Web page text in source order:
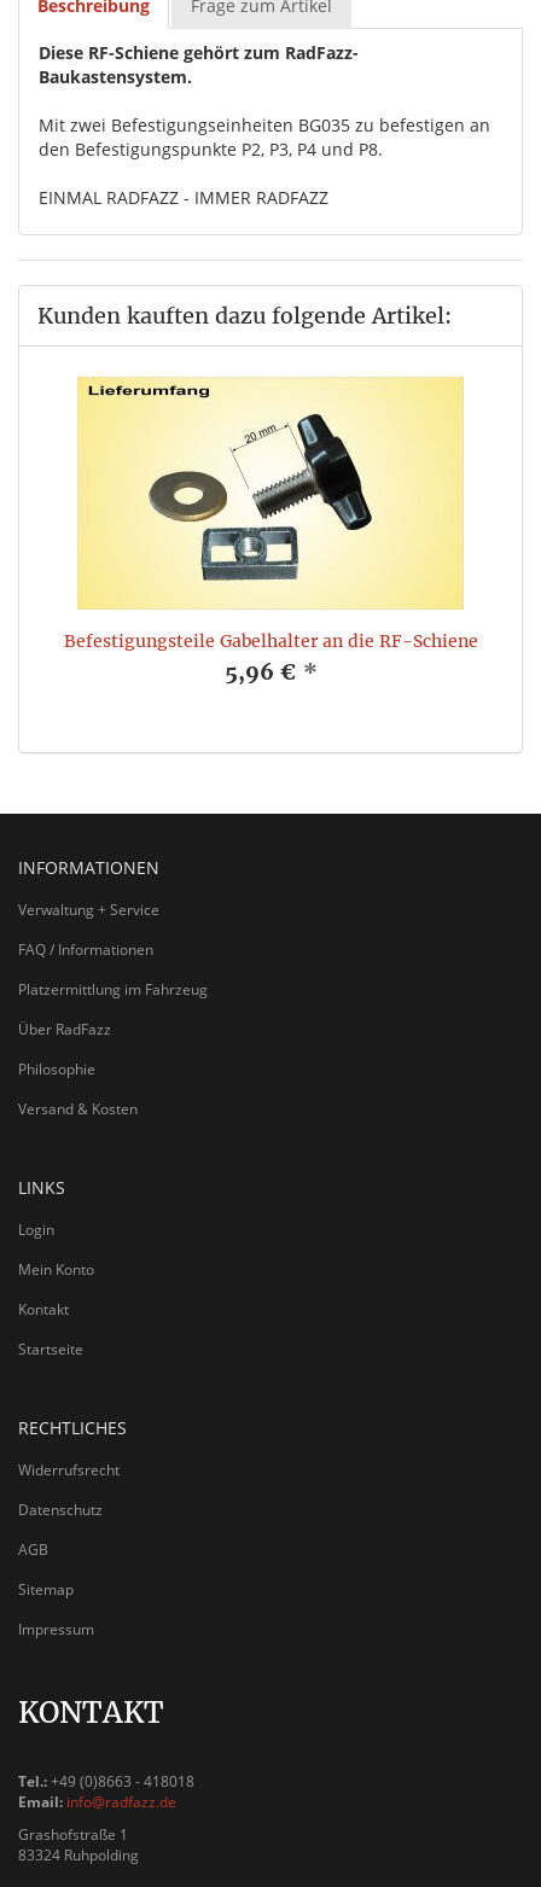
Beschreibung Frage zum Artikel
Diese RF-Schiene gehört zum RadFazz-
Baukastensystem.
Mit zwei Befestigungseinheiten BG035 zu befestigen an
den Befestigungspunkte P2, P3, P4 und P8.
EINMAL RADFAZZ - IMMER RADFAZZ
Kunden kauften dazu folgende Artikel:
Befestigungsteile Gabelhalter an die RF-Schiene
5,96 € *
INFORMATIONEN
Verwaltung + Service
FAQ / Informationen
Platzermittlung im Fahrzeug
Über RadFazz
Philosophie
Versand & Kosten
LINKS
Login
Mein Konto
Kontakt
Startseite
RECHTLICHES
Widerrufsrecht
Datenschutz
AGB
Sitemap
Impressum
KONTAKT
Tel.:+49 (0)8663 - 418018
Email: info@radfazz.de
Grashofstraße 1
83324 Ruhpolding